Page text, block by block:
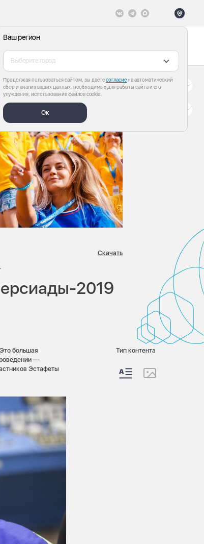
Ваш регион
Выберите город
Продолжая пользоваться сайтом, вы даётесогласиена автоматический
сбор и анализ ваших данных, необходимых для работы сайта и его
улучшения, использование файлов cookie.
Ок
Скачать
2019
большая
—
Эстафеты
Тип контента